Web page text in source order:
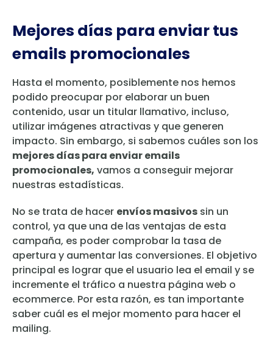
Mejores días para enviar tus
emails promocionales
Hasta el momento, posiblemente nos hemos
podido preocupar por elaborar un buen
contenido, usar un titular llamativo, incluso,
utilizar imágenes atractivas y que generen
impacto. Sin embargo, si sabemos cuáles son los
mejores días para enviar emails
promocionales, vamos a conseguir mejorar
nuestras estadísticas.
No se trata de hacer envíos masivos sin un
control, ya que una de las ventajas de esta
campaña, es poder comprobar la tasa de
apertura y aumentar las conversiones. El objetivo
principal es lograr que el usuario lea el email y se
incremente el tráfico a nuestra página web o
ecommerce. Por esta razón, es tan importante
saber cuál es el mejor momento para hacer el
mailing.